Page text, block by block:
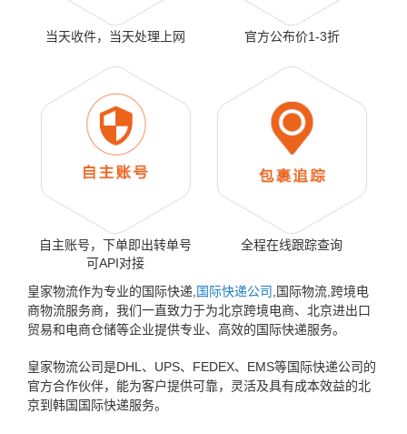
当天收件，当天处理上网 官方公布价1-3折
自主账号，下单即出转单号
可API对接
全程在线跟踪查询
皇家物流作为专业的国际快递, 国际快递公司 ,国际物流,跨境电
商物流服务商，我们一直致力于为北京跨境电商、北京进出口
贸易和电商仓储等企业提供专业、高效的国际快递服务。
皇家物流公司是DHL、UPS、FEDEX、EMS等国际快递公司的
官方合作伙伴，能为客户提供可靠，灵活及具有成本效益的北
京到韩国国际快递服务。